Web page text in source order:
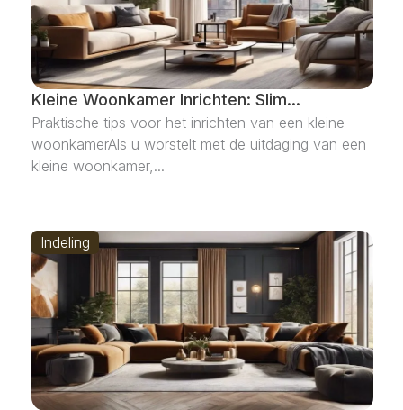
Kleine Woonkamer Inrichten: Slim...
Praktische tips voor het inrichten van een kleine
woonkamerAls u worstelt met de uitdaging van een
kleine woonkamer,...
Indeling